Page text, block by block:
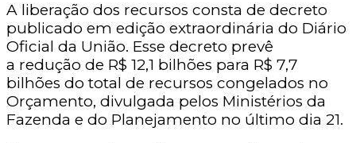
A liberação dos recursos consta de decreto
publicado em edição extraordinária do Diário
Oficial da União. Esse decreto prevê
a redução de R$ 12,1 bilhões para R$ 7,7
bilhões do total de recursos congelados no
Orçamento, divulgada pelos Ministérios da
Fazenda e do Planejamento no último dia 21.